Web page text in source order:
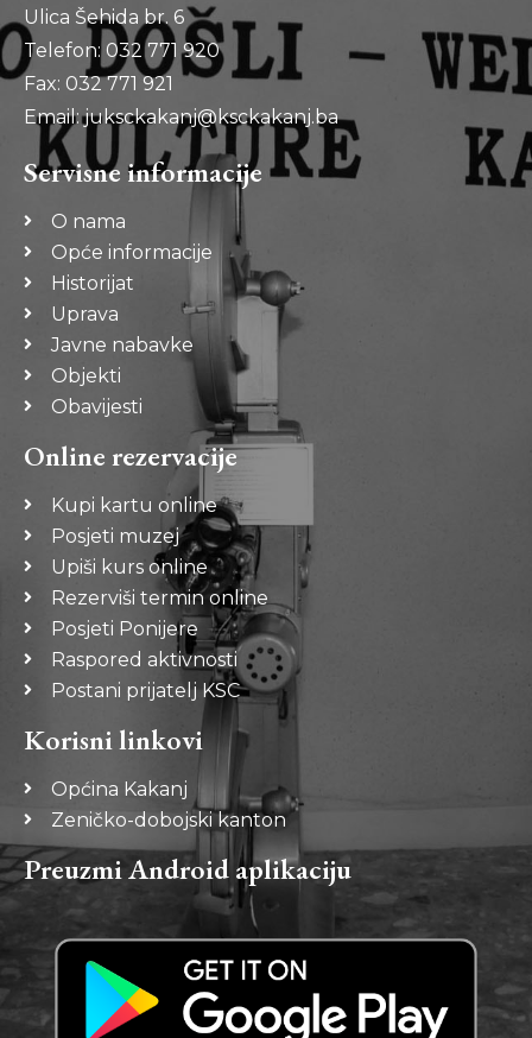
Ulica Šehida br. 6
Telefon: 032 771 920
Fax: 032 771 921
Email: juksckakanj@ksckakanj.ba
Servisne informacije
O nama
Opće informacije
Historijat
Uprava
Javne nabavke
Objekti
Obavijesti
Online rezervacije
Kupi kartu online
Posjeti muzej
Upiši kurs online
Rezerviši termin online
Posjeti Ponijere
Raspored aktivnosti
Postani prijatelj KSC
Korisni linkovi
Općina Kakanj
Zeničko-dobojski kanton
Preuzmi Android aplikaciju